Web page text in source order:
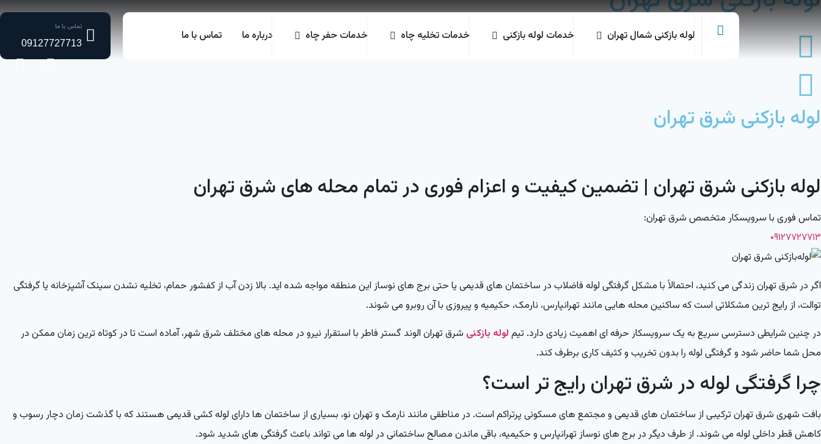
لوله بازکنی شمال تهران خدمات لوله بازکنی خدمات تخلیه چاه خدمات حفر چاه درباره ما تماس با ما
تماس با ما
09127727713
لوله بازکنی شرق تهران
لوله بازکنی شرق تهران | تضمین کیفیت و اعزام فوری در تمام محله های شرق تهران
تماس فوری با سرویسکار متخصص شرق تهران:
۰۹۱۲۷۷۲۷۷۱۳
اگر در شرق تهران زندگی می کنید، احتمالاً با مشکل گرفتگی لوله فاضلاب در ساختمان های قدیمی یا حتی برج های نوساز این منطقه مواجه شده اید. بالا زدن آب از کفشور حمام، تخلیه نشدن سینک آشپزخانه یا گرفتگی
توالت، از رایج ترین مشکلاتی است که ساکنین محله هایی مانند تهرانپارس، نارمک، حکیمیه و پیروزی با آن روبرو می شوند.
در چنین شرایطی دسترسی سریع به یک سرویسکار حرفه ای اهمیت زیادی دارد. تیم لوله بازکنی شرق تهران الوند گستر فاطر با استقرار نیرو در محله های مختلف شرق شهر، آماده است تا در کوتاه ترین زمان ممکن در
محل شما حاضر شود و گرفتگی لوله را بدون تخریب و کثیف کاری برطرف کند.
چرا گرفتگی لوله در شرق تهران رایج تر است؟
بافت شهری شرق تهران ترکیبی از ساختمان های قدیمی و مجتمع های مسکونی پرتراکم است. در مناطقی مانند نارمک و تهران نو، بسیاری از ساختمان ها دارای لوله کشی قدیمی هستند که با گذشت زمان دچار رسوب و
کاهش قطر داخلی لوله می شوند. از طرف دیگر در برج های نوساز تهرانپارس و حکیمیه، باقی ماندن مصالح ساختمانی در لوله ها می تواند باعث گرفتگی های شدید شود.